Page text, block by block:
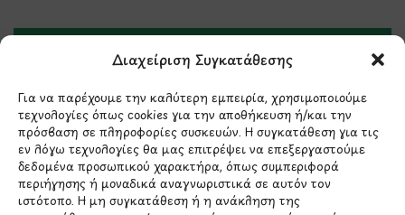
Διαχείριση Συγκατάθεσης
Για να παρέχουμε την καλύτερη εμπειρία, χρησιμοποιούμε
τεχνολογίες όπως cookies για την αποθήκευση ή/και την
πρόσβαση σε πληροφορίες συσκευών. Η συγκατάθεση για τις
εν λόγω τεχνολογίες θα μας επιτρέψει να επεξεργαστούμε
δεδομένα προσωπικού χαρακτήρα, όπως συμπεριφορά
περιήγησης ή μοναδικά αναγνωριστικά σε αυτόν τον
ιστότοπο. Η μη συγκατάθεση ή η ανάκληση της
ΣΤΟΙΧΕΙΑ ΕΠΙΚΟΙΝΩΝΙΑΣ
Holargos Center (Ισόγειο)
Λ.Περικλέους 56,
Χολαργός 15561